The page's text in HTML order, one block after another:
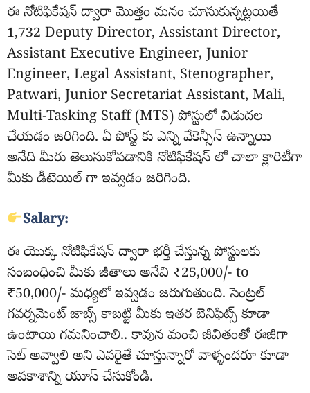
ఈ నోటిఫికేషన్ ద్వారా మొత్తం మనం చూసుకున్నట్లయితే
1,732 Deputy Director, Assistant Director,
Assistant Executive Engineer, Junior
Engineer, Legal Assistant, Stenographer,
Patwari, Junior Secretariat Assistant, Mali,
Multi-Tasking Staff (MTS) పోస్టులో విడుదల
చేయడం జరిగింది. ఏ పోస్ట్ కు ఎన్ని వేకెన్సీస్ ఉన్నాయి
అనేది మీరు తెలుసుకోవడానికి నోటిఫికేషన్ లో చాలా క్లారిటీగా
మీకు డీటెయిల్ గా ఇవ్వడం జరిగింది.
Salary:
ఈ యొక్క నోటిఫికేషన్ ద్వారా భర్తీ చేస్తున్న పోస్టులకు
సంబంధించి మీకు జీతాలు అనేవి ₹25,000/- to
₹50,000/- మధ్యలో ఇవ్వడం జరుగుతుంది. సెంట్రల్
గవర్నమెంట్ జాబ్స్ కాబట్టి మీకు ఇతర బెనిఫిట్స్ కూడా
ఉంటాయి గమనించాలి.. కావున మంచి జీవితంతో ఈజీగా
సెట్ అవ్వాలి అని ఎవరైతే చూస్తున్నారో వాళ్ళందరూ కూడా
అవకాశాన్ని యూస్ చేసుకోండి.